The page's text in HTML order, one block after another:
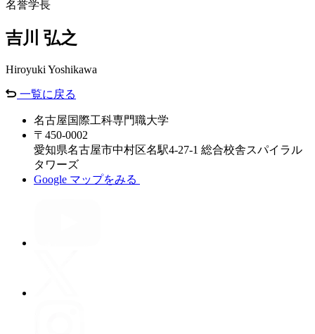
名誉学長
吉川 弘之
Hiroyuki Yoshikawa
一覧に戻る
名古屋国際工科専門職大学
〒450-0002
愛知県名古屋市中村区名駅4-27-1 総合校舎スパイラル
タワーズ
Google マップをみる